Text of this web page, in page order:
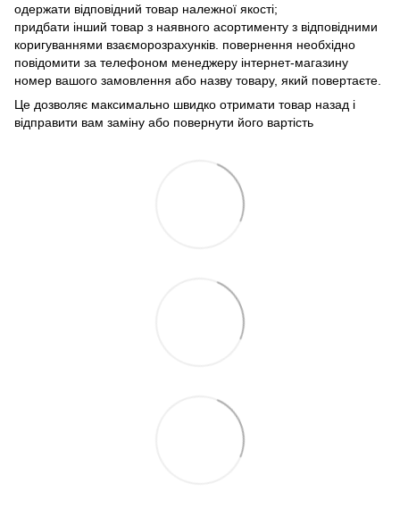
одержати відповідний товар належної якості;
придбати інший товар з наявного асортименту з відповідними
коригуваннями взаєморозрахунків. повернення необхідно
повідомити за телефоном менеджеру інтернет-магазину
номер вашого замовлення або назву товару, який повертаєте.
Це дозволяє максимально швидко отримати товар назад і
відправити вам заміну або повернути його вартість